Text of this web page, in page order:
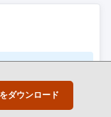
ダウンロード